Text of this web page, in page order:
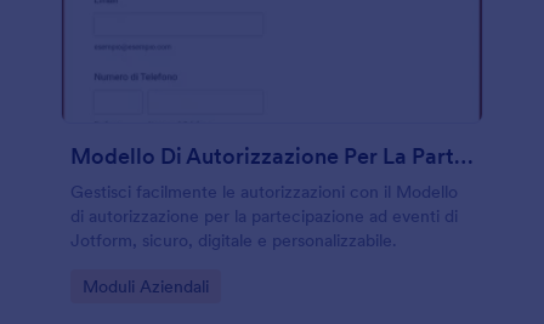
Modello Di Autorizzazione Per La Partecipazione Ad Eventi
Gestisci facilmente le autorizzazioni con il Modello
di autorizzazione per la partecipazione ad eventi di
Jotform, sicuro, digitale e personalizzabile.
Go to Category:
Moduli Aziendali